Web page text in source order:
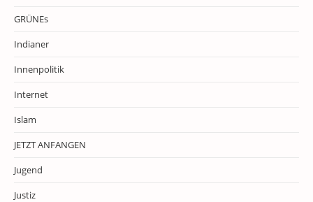
GRÜNEs
Indianer
Innenpolitik
Internet
Islam
JETZT ANFANGEN
Jugend
Justiz